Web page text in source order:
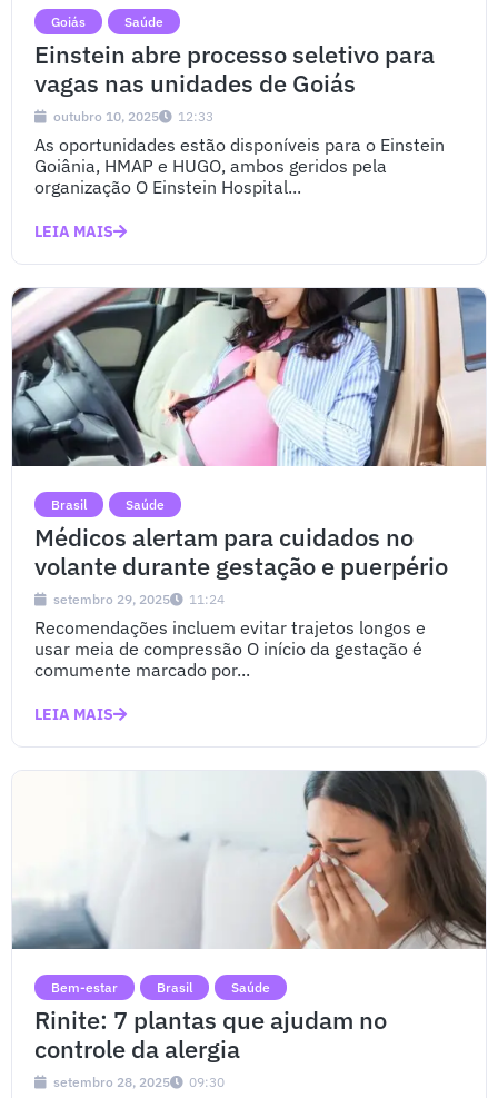
Goiás Saúde
Einstein abre processo seletivo para
vagas nas unidades de Goiás
outubro 10, 2025 12:33
As oportunidades estão disponíveis para o Einstein
Goiânia, HMAP e HUGO, ambos geridos pela
organização O Einstein Hospital...
LEIA MAIS
Brasil Saúde
Médicos alertam para cuidados no
volante durante gestação e puerpério
setembro 29, 2025 11:24
Recomendações incluem evitar trajetos longos e
usar meia de compressão O início da gestação é
comumente marcado por...
LEIA MAIS
Bem-estar Brasil Saúde
Rinite: 7 plantas que ajudam no
controle da alergia
setembro 28, 2025 09:30